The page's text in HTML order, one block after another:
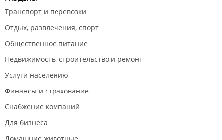
Транспорт и перевозки
Отдых, развлечения, спорт
Общественное питание
Недвижимость, строительство и ремонт
Услуги населению
Финансы и страхование
Снабжение компаний
Для бизнеса